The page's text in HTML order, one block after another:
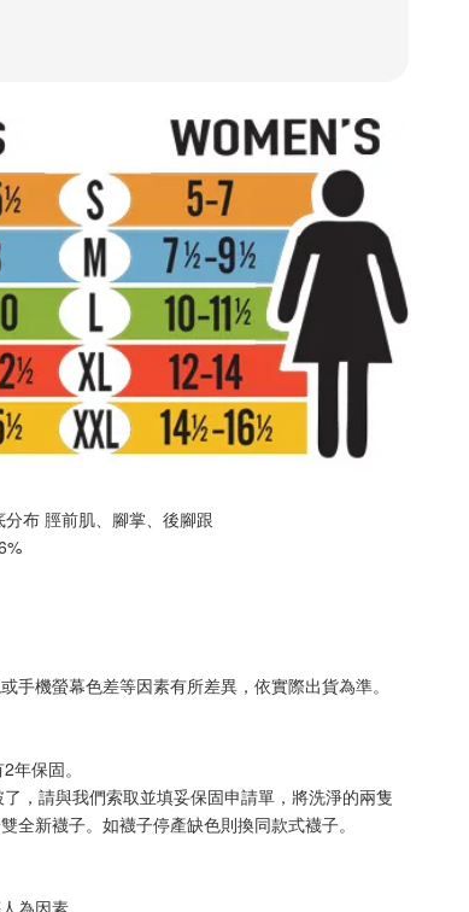
分布 脛前肌、 腳掌、後腳跟
手機螢幕色差等因素有所差異，依實際出貨為準。
年保固。
，請與我們索取並填妥保固申請單，將洗淨的兩隻
全新襪子。如襪子停產缺色則換同款式襪子。